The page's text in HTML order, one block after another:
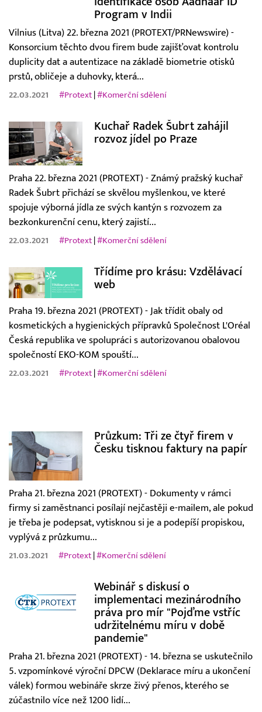
Program v Indii
Vilnius (Litva) 22. března 2021 (PROTEXT/PRNewswire) -
Konsorcium těchto dvou firem bude zajišťovat kontrolu
duplicity dat a autentizace na základě biometrie otisků
prstů, obličeje a duhovky, která...
22.03.2021 #Protext| #Komerční sdělení
Kuchař Radek Šubrt zahájil
rozvoz jídel po Praze
Praha 22. března 2021 (PROTEXT) - Známý pražský kuchař
Radek Šubrt přichází se skvělou myšlenkou, ve které
spojuje výborná jídla ze svých kantýn s rozvozem za
bezkonkurenční cenu, který zajistí...
22.03.2021 #Protext| #Komerční sdělení
Třídíme pro krásu: Vzdělávací
web
Praha 19. března 2021 (PROTEXT) - Jak třídit obaly od
kosmetických a hygienických přípravků Společnost L'Oréal
Česká republika ve spolupráci s autorizovanou obalovou
společností EKO-KOM spouští...
22.03.2021 #Protext| #Komerční sdělení
Průzkum: Tři ze čtyř firem v
Česku tisknou faktury na papír
Praha 21. března 2021 (PROTEXT) - Dokumenty v rámci
firmy si zaměstnanci posílají nejčastěji e-mailem, ale pokud
je třeba je podepsat, vytisknou si je a podepíší propiskou,
vyplývá z průzkumu...
21.03.2021 #Protext| #Komerční sdělení
Webinář s diskusí o
implementaci mezinárodního
práva pro mír "Pojďme vstříc
udržitelnému míru v době
pandemie"
Praha 21. března 2021 (PROTEXT) - 14. března se uskutečnilo
5. vzpomínkové výroční DPCW (Deklarace míru a ukončení
válek) formou webináře skrze živý přenos, kterého se
zúčastnilo více než 1200 lidí...